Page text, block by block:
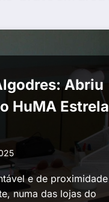
Abriu
HuMA Estrela
e de proximidade
numa das lojas do